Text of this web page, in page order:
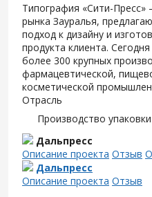
Типография «Сити-Пресс»
рынка Зауралья,
подход к дизайну и
продукта клиента.
более 300 крупных
фармацевтической,
косметической
Отрасль
Производство упаковки
Дальпресс
Описание проекта Отзыв
Дальпресс
Описание проекта Отзыв